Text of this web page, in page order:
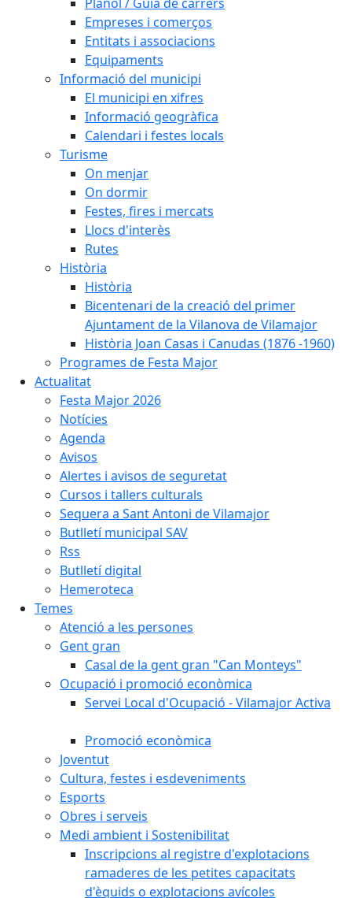
Empreses i comerços
Entitats i associacions
Equipaments
Informació del municipi
El municipi en xifres
Informació geogràfica
Calendari i festes locals
Turisme
On menjar
On dormir
Festes, fires i mercats
Llocs d'interès
Rutes
Història
Història
Bicentenari de la creació del primer
Ajuntament de la Vilanova de Vilamajor
Història Joan Casas i Canudas (1876 -1960)
Programes de Festa Major
Actualitat
Festa Major 2026
Notícies
Agenda
Avisos
Alertes i avisos de seguretat
Cursos i tallers culturals
Sequera a Sant Antoni de Vilamajor
Butlletí municipal SAV
Rss
Butlletí digital
Hemeroteca
Temes
Atenció a les persones
Gent gran
Casal de la gent gran "Can Monteys"
Ocupació i promoció econòmica
Servei Local d'Ocupació - Vilamajor Activa
Promoció econòmica
Joventut
Cultura, festes i esdeveniments
Esports
Obres i serveis
Medi ambient i Sostenibilitat
Inscripcions al registre d'explotacions
ramaderes de les petites capacitats
d'èquids o explotacions avícoles